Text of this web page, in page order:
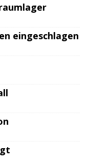
eingeschlagen